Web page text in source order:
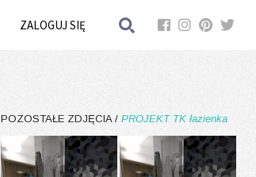
ZALOGUJ SIĘ
POZOSTAŁE ZDJĘCIA / PROJEKT TK łazienka